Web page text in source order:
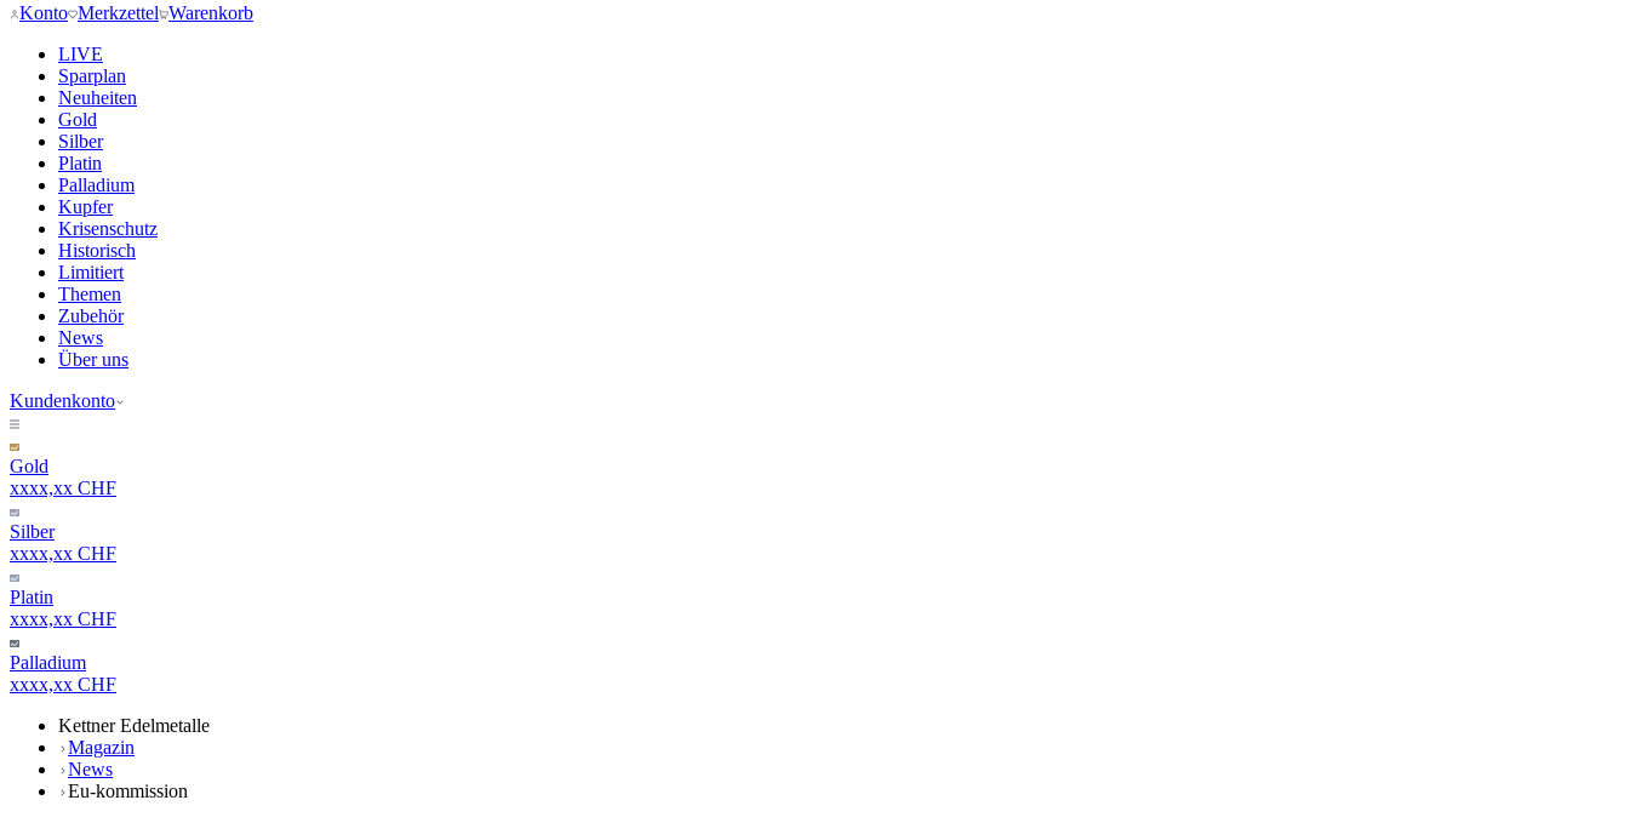
Konto Merkzettel Warenkorb
LIVE
Sparplan
Neuheiten
Gold
Silber
Platin
Palladium
Kupfer
Krisenschutz
Historisch
Limitiert
Themen
Zubehör
News
Über uns
Kundenkonto
Gold
xxxx,xx CHF
Silber
xxxx,xx CHF
Platin
xxxx,xx CHF
Palladium
xxxx,xx CHF
Kettner Edelmetalle
Magazin
News
Eu-kommission